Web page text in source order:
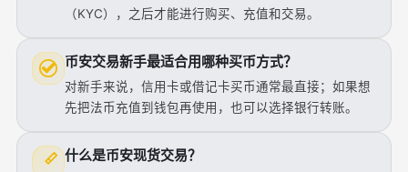
（KYC），之后才能进行购买、充值和交易。
币安交易新手最适合用哪种买币方式？
对新手来说，信用卡或借记卡买币通常最直接；如果想
先把法币充值到钱包再使用，也可以选择银行转账。
什么是币安现货交易？